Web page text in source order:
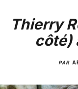
Thierry
côté)
PAR